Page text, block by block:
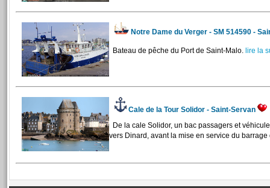
Notre Dame du Verger - SM 514590 -
Bateau de pêche du Port de Saint-Malo. lire la
Cale de la Tour Solidor - Saint-Servan
De la cale Solidor, un bac passagers et
vers Dinard, avant la mise en service du